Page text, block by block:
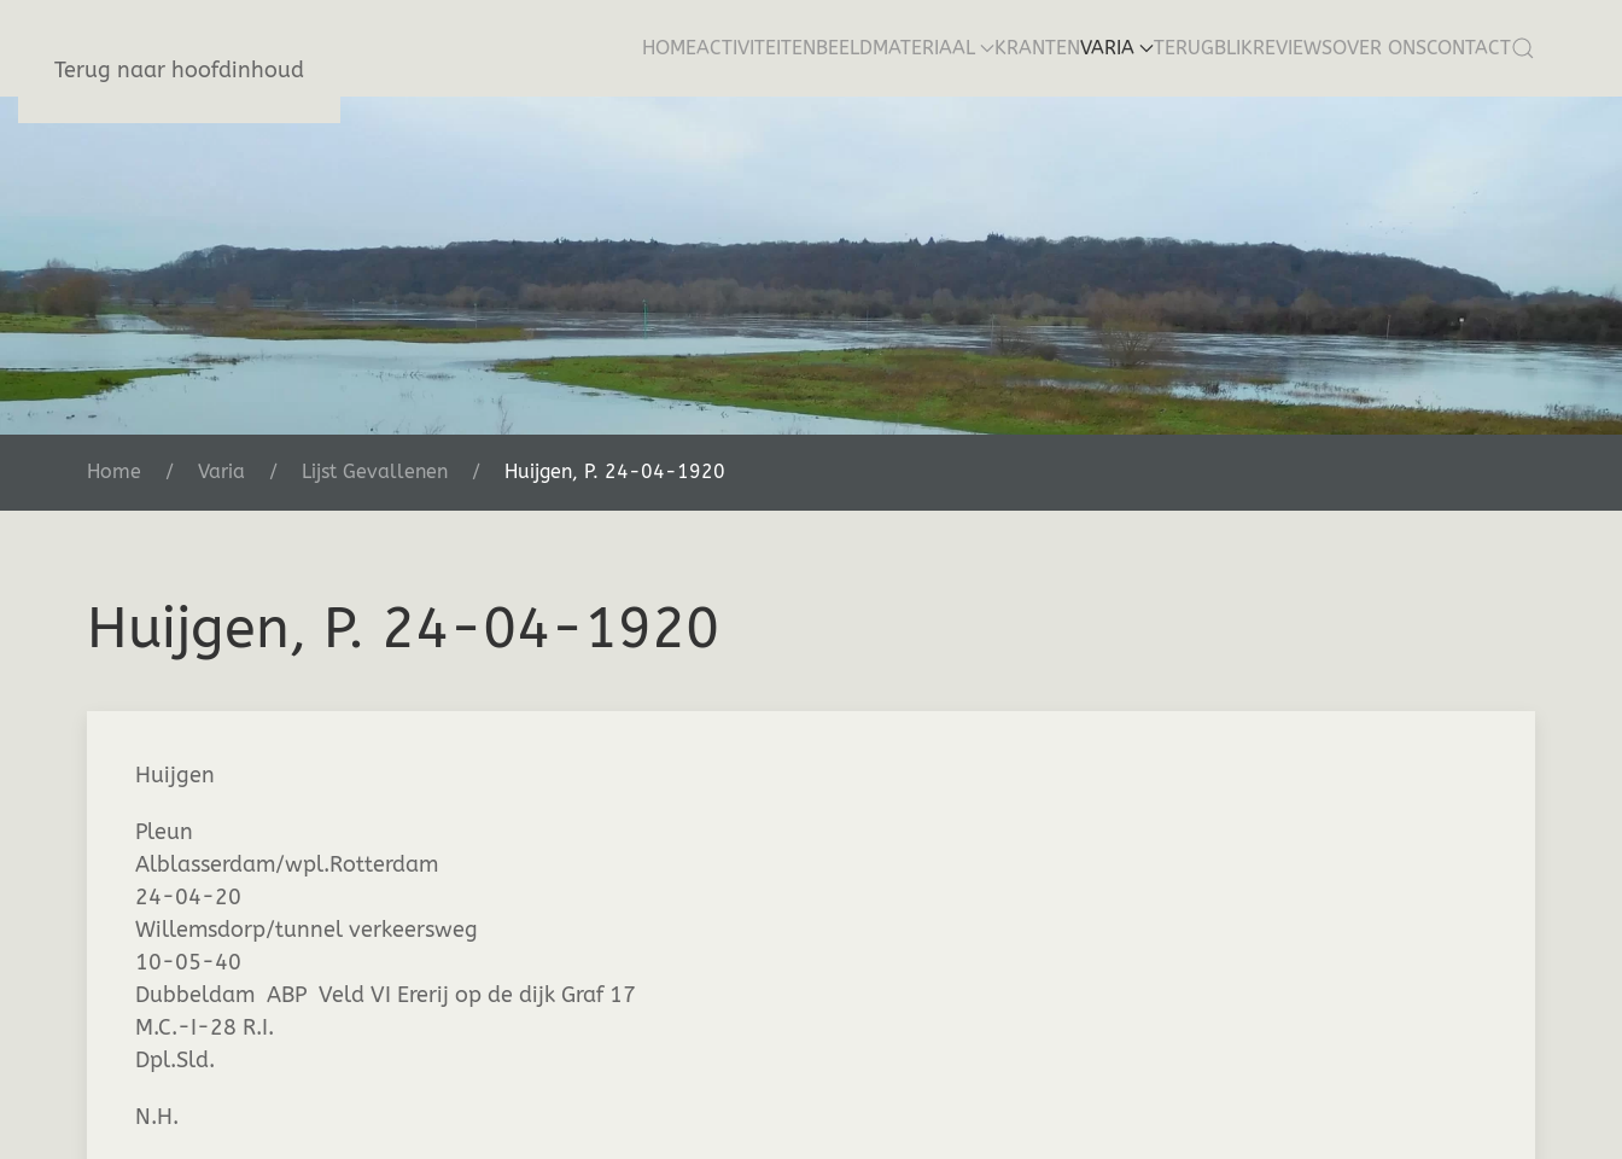
Terug naar hoofdinhoud
HOMEACTIVITEITEN BEELDMATERIAAL KRANTENVARIA TERUGBLIK REVIEWSOVER ONSCONTACT
Home Varia Lijst Gevallenen Huijgen, P. 24-04-1920
Huijgen, P. 24-04-1920
Huijgen
Pleun
Alblasserdam/wpl.Rotterdam
24-04-20
Willemsdorp/tunnel verkeersweg
10-05-40
Dubbeldam ABP Veld VI Ererij op de dijk Graf 17
M.C.-I-28 R.I.
Dpl.Sld.
N.H.